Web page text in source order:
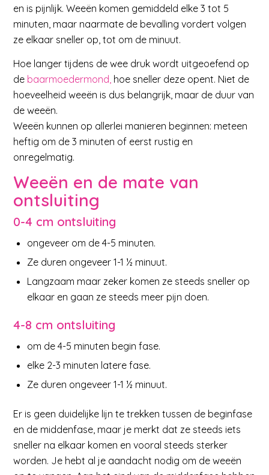
en is pijnlijk. Weeën komen gemiddeld elke 3 tot 5
minuten, maar naarmate de bevalling vordert volgen
ze elkaar sneller op, tot om de minuut.
Hoe langer tijdens de wee druk wordt uitgeoefend op
de baarmoedermond, hoe sneller deze opent. Niet de
hoeveelheid weeën is dus belangrijk, maar de duur van
de weeën.
Weeën kunnen op allerlei manieren beginnen: meteen
heftig om de 3 minuten of eerst rustig en
onregelmatig.
Weeën en de mate van
ontsluiting
0-4 cm ontsluiting
ongeveer om de 4-5 minuten.
Ze duren ongeveer 1-1 ½ minuut.
Langzaam maar zeker komen ze steeds sneller op
elkaar en gaan ze steeds meer pijn doen.
4-8 cm ontsluiting
om de 4-5 minuten begin fase.
elke 2-3 minuten latere fase.
Ze duren ongeveer 1-1 ½ minuut.
Er is geen duidelijke lijn te trekken tussen de beginfase
en de middenfase, maar je merkt dat ze steeds iets
sneller na elkaar komen en vooral steeds sterker
worden. Je hebt al je aandacht nodig om de weeën